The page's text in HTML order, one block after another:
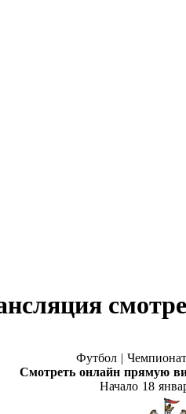
Футбол |
Смотреть онлайн прямую
Начало 18